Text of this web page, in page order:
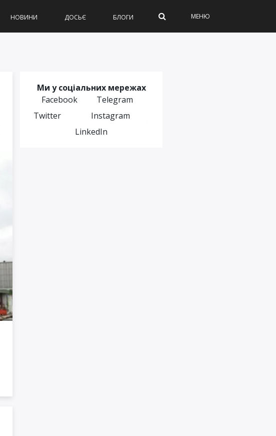
МЕНЮ
НОВИНИ ДОСЬЄ БЛОГИ
Ми у соціальних мережах
Facebook
Telegram
Twitter
Instagram
LinkedIn